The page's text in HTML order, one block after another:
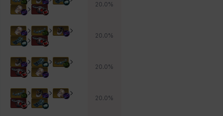
20.0%
20.0%
20.0%
20.0%